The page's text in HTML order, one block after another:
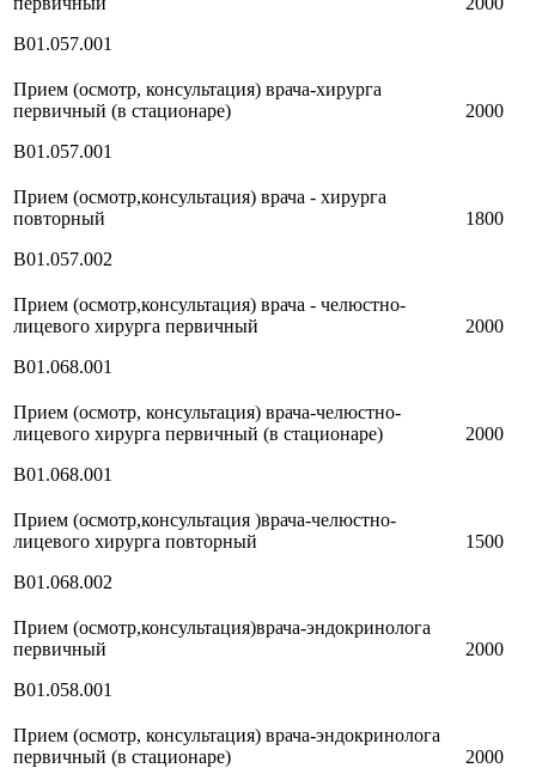
В01.057.001
Прием (осмотр, консультация) врача-хирурга
первичный (в стационаре)
В01.057.001
2000
Прием (осмотр,консультация) врача - хирурга
повторный
В01.057.002
1800
Прием (осмотр,консультация) врача - челюстно-
лицевого хирурга первичный
В01.068.001
2000
Прием (осмотр, консультация) врача-челюстно-
лицевого хирурга первичный (в стационаре)
В01.068.001
2000
Прием (осмотр,консультация )врача-челюстно-
лицевого хирурга повторный
В01.068.002
1500
Прием (осмотр,консультация)врача-эндокринолога
первичный
В01.058.001
2000
Прием (осмотр, консультация) врача-эндокринолога
первичный (в стационаре)
2000